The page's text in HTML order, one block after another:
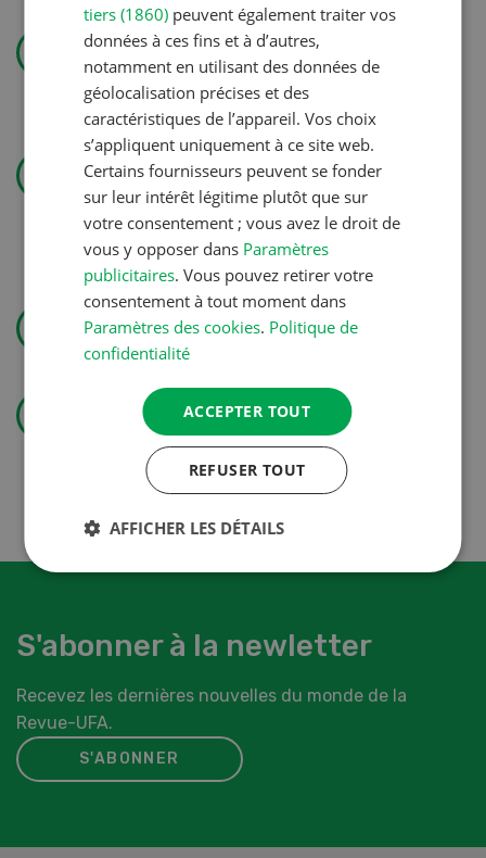
Technique agricole
Solomix
Gestion
Pas de jardin permanent sans
autorisation
Utiliser l’eau avec efficience
Technique agricole
« J’aime les cultures et aussi
soigner les animaux »
S'abonner à la newletter
Recevez les dernières nouvelles du monde de la
Revue-UFA.
S'ABONNER
tiers (1860) peuvent également traiter vos
données à ces fins et à d’autres,
notamment en utilisant des données de
géolocalisation précises et des
caractéristiques de l’appareil. Vos choix
s’appliquent uniquement à ce site web.
Certains fournisseurs peuvent se fonder
sur leur intérêt légitime plutôt que sur
votre consentement ; vous avez le droit de
vous y opposer dans Paramètres
publicitaires. Vous pouvez retirer votre
consentement à tout moment dans
Paramètres des cookies. Politique de
confidentialité
ACCEPTER TOUT
REFUSER TOUT
AFFICHER LES DÉTAILS